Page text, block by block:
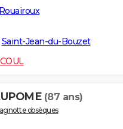
Rouairoux
Saint-Jean-du-Bouzet
(87 ans)
obsèques